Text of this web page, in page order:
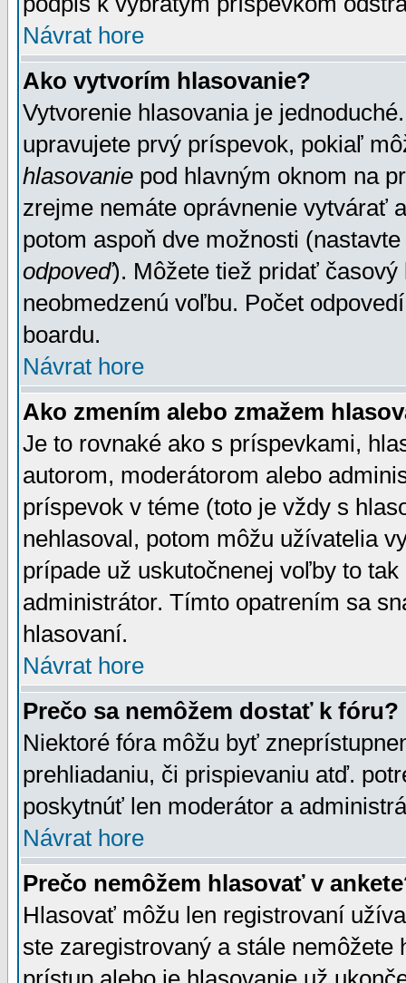
Návrat hore
Ako vytvorím hlasovanie?
Vytvorenie hlasovania je
upravujete prvý príspevok, pokiaľ
hlasovanie pod hlavným oknom na
zrejme nemáte oprávnenie vytvárať
potom aspoň dve možnosti
odpoveď). Môžete tiež pridať
neobmedzenú voľbu. Počet
boardu.
Návrat hore
Ako zmením alebo zmažem
Je to rovnaké ako s príspevkami,
autorom, moderátorom alebo
príspevok v téme (toto je vždy s
nehlasoval, potom môžu užívatelia
prípade už uskutočnenej voľby to
administrátor. Tímto opatrením sa
hlasovaní.
Návrat hore
Prečo sa nemôžem dostať k fóru?
Niektoré fóra môžu byť
prehliadaniu, či prispievaniu atď.
poskytnúť len moderátor a
Návrat hore
Prečo nemôžem hlasovať v
Hlasovať môžu len registrovaní
ste zaregistrovaný a stále